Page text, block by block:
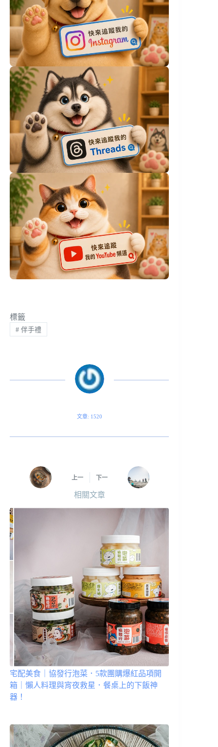
標籤
#伴手禮
文章: 1520
上一 下一
相關文章
宅配美食｜協發行泡菜．5款團購爆紅品項開
箱｜懶人料理與宵夜救星．餐桌上的下飯神
器！